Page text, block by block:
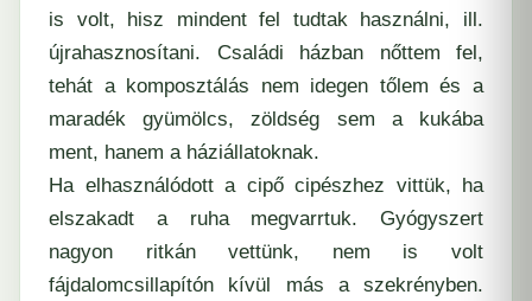
is volt, hisz mindent fel tudtak használni, ill.
újrahasznosítani. Családi házban nőttem fel,
tehát a komposztálás nem idegen tőlem és a
maradék gyümölcs, zöldség sem a kukába
ment, hanem a háziállatoknak.
Ha elhasználódott a cipő cipészhez vittük, ha
elszakadt a ruha megvarrtuk. Gyógyszert
nagyon ritkán vettünk, nem is volt
fájdalomcsillapítón kívül más a szekrényben.